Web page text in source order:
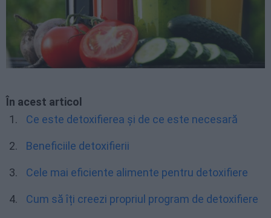
În acest articol
Ce este detoxifierea și de ce este necesară
Beneficiile detoxifierii
Cele mai eficiente alimente pentru detoxifiere
Cum să îți creezi propriul program de detoxifiere